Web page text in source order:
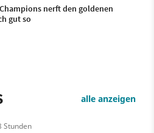
nerft den goldenen
gut so
alle anzeigen
Stunden